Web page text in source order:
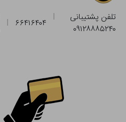
تلفن پشتیبانی
۰۹۱۲۸۸۸۵۲۴۰
۶۶۴۱۶۴۰۴